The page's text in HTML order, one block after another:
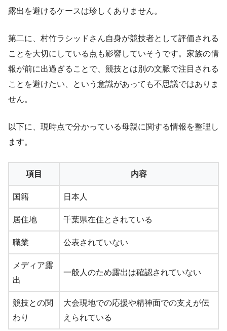
露出を避けるケースは珍しくありません。
第二に、村竹ラシッドさん自身が競技者として評価される
ことを大切にしている点も影響していそうです。家族の情
報が前に出過ぎることで、競技とは別の文脈で注目される
ことを避けたい、という意識があっても不思議ではありま
せん。
以下に、現時点で分かっている母親に関する情報を整理し
ます。
項目 内容
国籍 日本人
居住地 千葉県在住とされている
職業 公表されていない
メディア露
出
一般人のため露出は確認されていない
競技との関
わり
大会現地での応援や精神面での支えが伝
えられている